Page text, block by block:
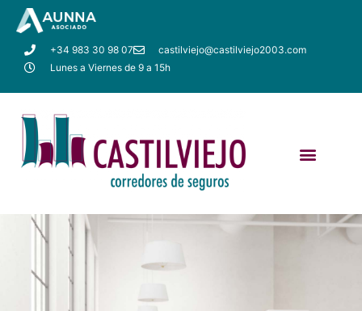
+34 983 30 98 07
castilviejo@castilviejo2003.com
Lunes a Viernes de 9 a 15h